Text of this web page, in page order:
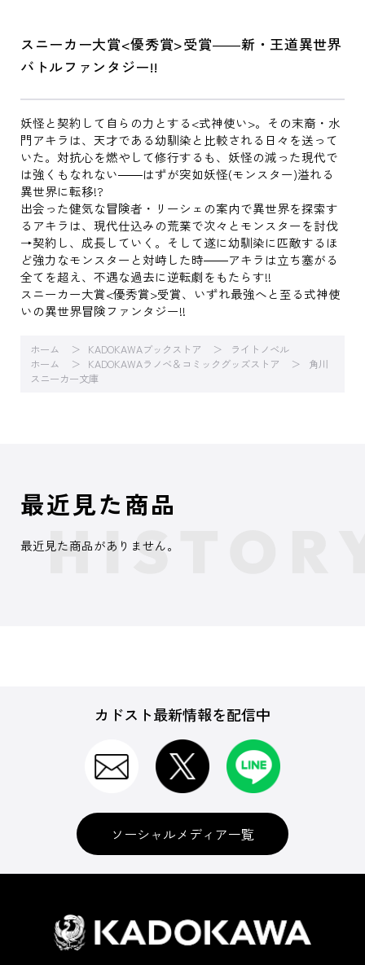
スニーカー大賞<優秀賞>受賞――新・王道異世界
バトルファンタジー!!
妖怪と契約して自らの力とする<式神使い>。その末裔・水
門アキラは、天才である幼馴染と比較される日々を送って
いた。対抗心を燃やして修行するも、妖怪の減った現代で
は強くもなれない――はずが突如妖怪(モンスター)溢れる
異世界に転移!?
出会った健気な冒険者・リーシェの案内で異世界を探索す
るアキラは、現代仕込みの荒業で次々とモンスターを討伐
→契約し、成長していく。そして遂に幼馴染に匹敵するほ
ど強力なモンスターと対峙した時――アキラは立ち塞がる
全てを超え、不遇な過去に逆転劇をもたらす!!
スニーカー大賞<優秀賞>受賞、いずれ最強へと至る式神使
いの異世界冒険ファンタジー!!
ホーム KADOKAWAブックストア
ライトノベル
ホーム
KADOKAWAラノベ＆コミックグッズストア
角川
スニーカー文庫
最近見た商品
最近見た商品がありません。
カドスト最新情報を配信中
ソーシャルメディア一覧